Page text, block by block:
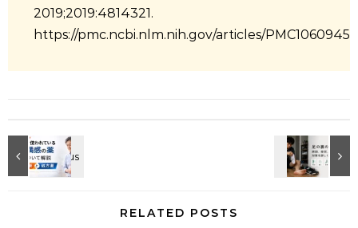
2019;2019:4814321.
https://pmc.ncbi.nlm.nih.gov/articles/
RELATED POSTS